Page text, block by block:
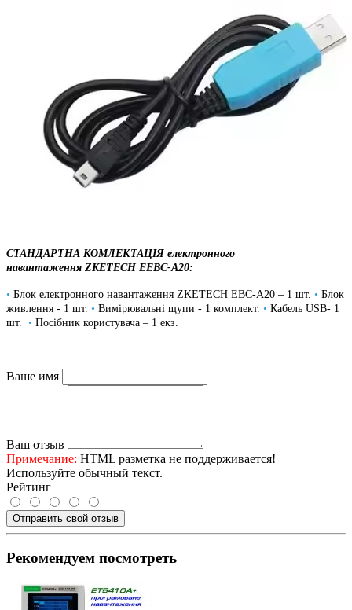
СТАНДАРТНА КОМЛЕКТАЦІЯ електронного
навантаження ZKETECH EEBC-A20:
• Блок електронного навантаження ZKETECH EBC-A20 – 1 шт. • Блок
живлення - 1 шт. • Вимірювальні щупи - 1 комплект. • Кабель USB- 1
шт. • Посібник користувача – 1 екз.
Ваше имя
Ваш отзыв
Примечание: HTML разметка не поддерживается!
Используйте обычный текст.
Рейтинг
Отправить свой отзыв
Рекомендуем посмотреть